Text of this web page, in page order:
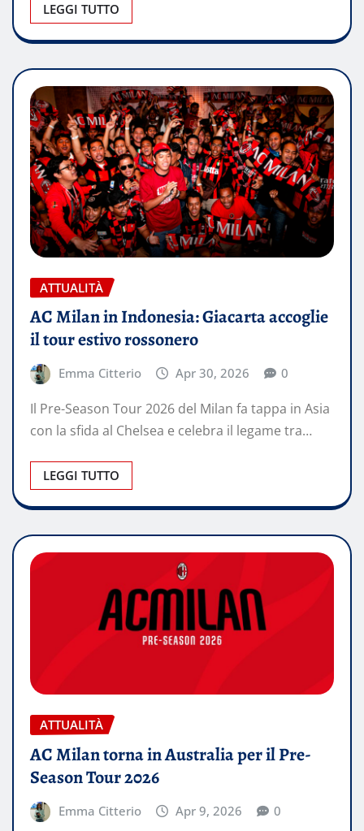
LEGGI TUTTO
ATTUALITÀ
AC Milan in Indonesia: Giacarta accoglie
il tour estivo rossonero
Emma Citterio Apr 30, 2026 0
Il Pre-Season Tour 2026 del Milan fa tappa in Asia
con la sfida al Chelsea e celebra il legame tra…
LEGGI TUTTO
ATTUALITÀ
AC Milan torna in Australia per il Pre-
Season Tour 2026
Emma Citterio Apr 9, 2026 0